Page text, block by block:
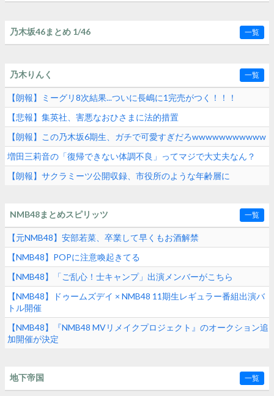
乃木坂46まとめ 1/46 一覧
乃木りんく 一覧
【朗報】ミーグリ8次結果...ついに長嶋に1完売がつく！！！
【悲報】集英社、害悪なおひさまに法的措置
【朗報】この乃木坂6期生、ガチで可愛すぎだろwwwwwwwwwww
増田三莉音の「復帰できない体調不良」ってマジで大丈夫なん？
【朗報】サクラミーツ公開収録、市役所のような年齢層に
NMB48まとめスピリッツ 一覧
【元NMB48】安部若菜、卒業して早くもお酒解禁
【NMB48】POPに注意喚起きてる
【NMB48】「ご乱心！士キャンプ」出演メンバーがこちら
【NMB48】ドゥームズデイ × NMB48 11期生レギュラー番組出演バ
トル開催
【NMB48】『NMB48 MVリメイクプロジェクト』のオークション追
加開催が決定
地下帝国 一覧